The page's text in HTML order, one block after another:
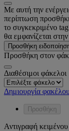
Με αυτή την
περίπτωση
το συγκεκριμένο
θα εμφανίζεται
Προσθήκη
Προσθήκη στον
Διαθέσιμοι φάκελοι
Δημιουργία
Προσθήκη
Αντιγραφή κειμένου